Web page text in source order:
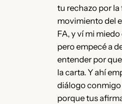
tu rechazo por la
movimiento del
FA, y ví mi
pero empecé a
entender por
la carta. Y ahí
diálogo conmigo
porque tus